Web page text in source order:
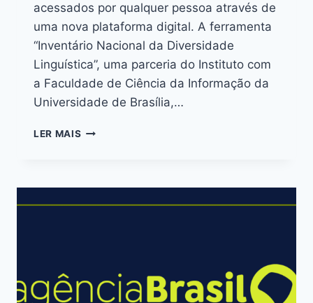
acessados por qualquer pessoa através de
uma nova plataforma digital. A ferramenta
“Inventário Nacional da Diversidade
Linguística”, uma parceria do Instituto com
a Faculdade de Ciência da Informação da
Universidade de Brasília,…
LER MAIS